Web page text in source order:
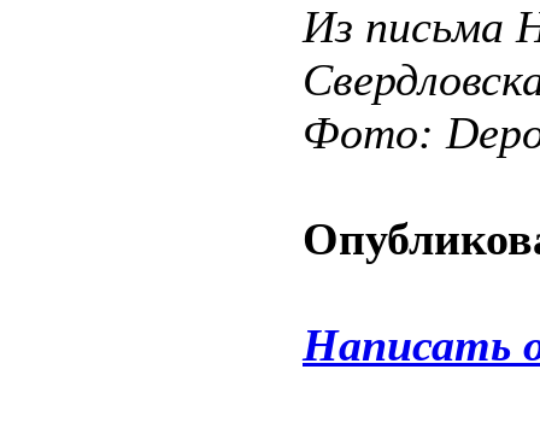
Из письма
Фото:
Написать